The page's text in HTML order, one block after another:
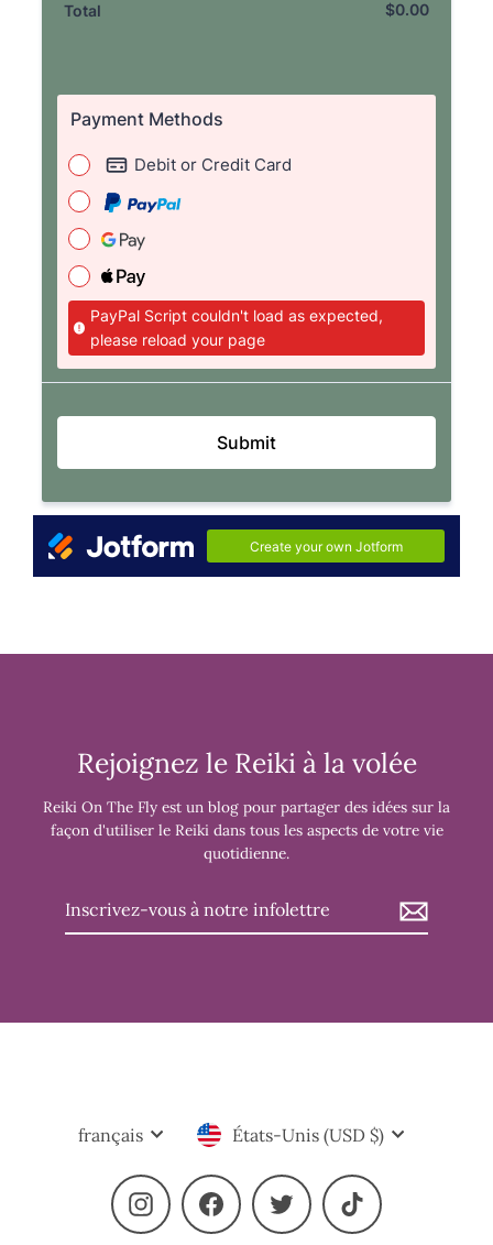
Rejoignez le Reiki à la volée
Reiki On The Fly est un blog pour partager des idées sur la
façon d'utiliser le Reiki dans tous les aspects de votre vie
quotidienne.
Inscrivez-
Langue
français Devise
États-Unis (USD $)
Instagram Facebook Twitter TikTok